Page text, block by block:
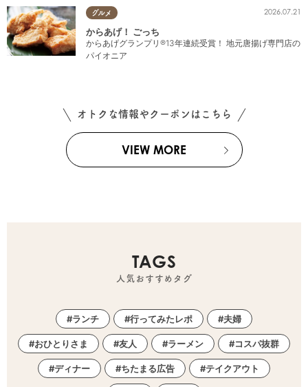
グルメ 2026.07.21
からあげ！ ごっち
からあげグランプリ®13年連続受賞！ 地元唐揚げ専門店の
パイオニア
オトクな情報やクーポンはこちら
VIEW MORE
TAGS
人気おすすめタグ
ランチ 行ってみたレポ 夫婦
おひとりさま 友人 ラーメン コスパ抜群
ディナー ちたまる広告 テイクアウト